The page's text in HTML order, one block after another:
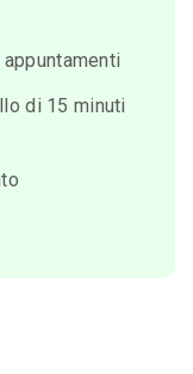
di 15 minuti